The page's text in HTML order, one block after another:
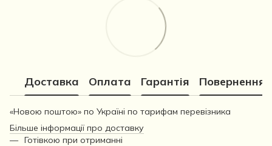
Доставка Оплата Гарантія Повернення
«Новою поштою» по Україні по тарифам перевізника
Більше інформації про доставку
Готівкою при отриманні